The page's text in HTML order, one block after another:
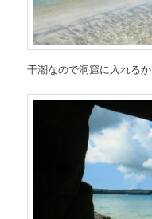
干潮なので洞窟に入れるか